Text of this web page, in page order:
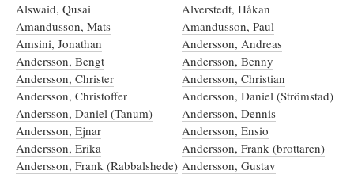
Alswaid, Qusai
Alverstedt, Håkan
Amandusson, Mats
Amandusson, Paul
Amsini, Jonathan
Andersson, Andreas
Andersson, Bengt
Andersson, Benny
Andersson, Christer
Andersson, Christian
Andersson, Christoffer
Andersson, Daniel (Strömstad)
Andersson, Daniel (Tanum)
Andersson, Dennis
Andersson, Ejnar
Andersson, Ensio
Andersson, Erika
Andersson, Frank (brottaren)
Andersson, Frank (Rabbalshede) Andersson, Gustav